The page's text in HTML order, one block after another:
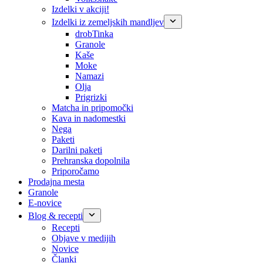
Izdelki v akciji!
Izdelki iz zemeljskih mandljev
drobTinka
Granole
Kaše
Moke
Namazi
Olja
Prigrizki
Matcha in pripomočki
Kava in nadomestki
Nega
Paketi
Darilni paketi
Prehranska dopolnila
Priporočamo
Prodajna mesta
Granole
E-novice
Blog & recepti
Recepti
Objave v medijih
Novice
Članki